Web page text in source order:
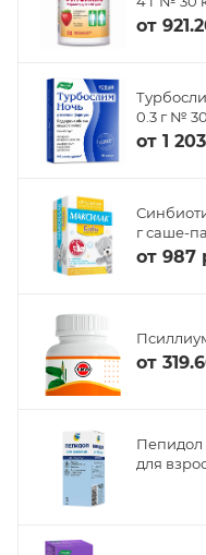
от
0.3 г №
от 1
г саше-
от 987
от
Пепидол
для